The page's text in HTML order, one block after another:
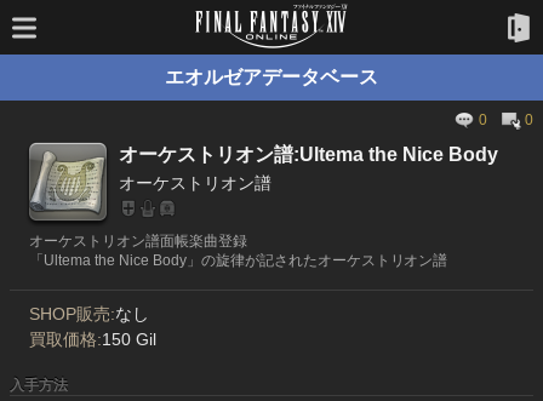
エオルゼアデータベース
0 0
オーケストリオン譜:Ultema the Nice Body
オーケストリオン譜
オーケストリオン譜面帳楽曲登録
「Ultema the Nice Body」の旋律が記されたオーケストリオン譜
SHOP販売:なし
買取価格:150 Gil
入手方法